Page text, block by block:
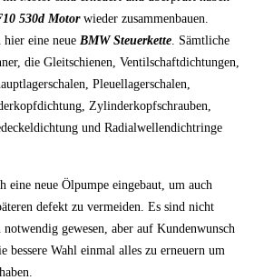
530d Motorwieder zusammenbauen.
eine neue BMW Steuerkette. Sämtliche
die Gleitschienen, Ventilschaftdichtungen,
Pleuellagerschalen,
Zylinderkopfschrauben,
und Radialwellendichtringe
eine neue Ölpumpe eingebaut, um auch
defekt zu vermeiden. Es sind nicht
gewesen, aber auf Kundenwunsch
bessere Wahl einmal alles zu erneuern um